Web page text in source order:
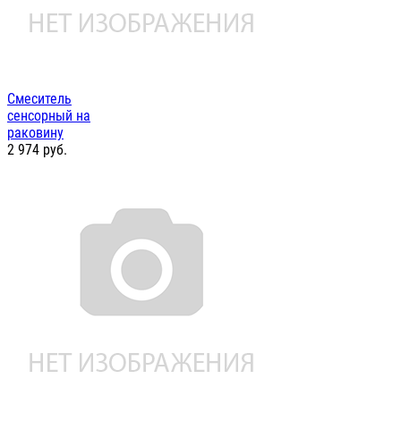
Смеситель
сенсорный на
раковину
2 974 руб.